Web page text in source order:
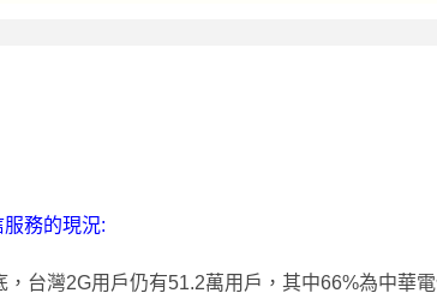
務的現況:
，台灣2G用戶仍有51.2萬用戶，其中66%為中華